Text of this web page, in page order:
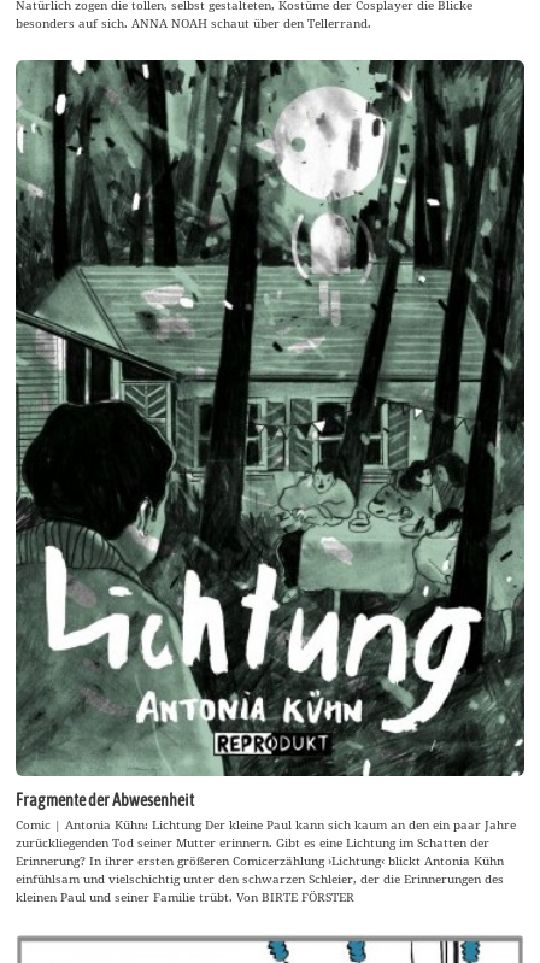
Natürlich zogen die tollen, selbst gestalteten, Kostüme der Cosplayer die Blicke
besonders auf sich. ANNA NOAH schaut über den Tellerrand.
Fragmente der Abwesenheit
Comic | Antonia Kühn: Lichtung Der kleine Paul kann sich kaum an den ein paar Jahre
zurückliegenden Tod seiner Mutter erinnern. Gibt es eine Lichtung im Schatten der
Erinnerung? In ihrer ersten größeren Comicerzählung ›Lichtung‹ blickt Antonia Kühn
einfühlsam und vielschichtig unter den schwarzen Schleier, der die Erinnerungen des
kleinen Paul und seiner Familie trübt. Von BIRTE FÖRSTER